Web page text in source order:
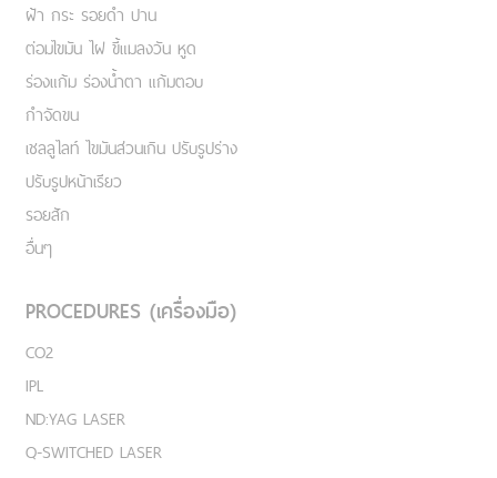
ฝ้า กระ รอยดำ ปาน
ต่อมไขมัน ไฝ ขี้แมลงวัน หูด
ร่องแก้ม ร่องน้ำตา แก้มตอบ
กำจัดขน
เชลลูไลท์ ไขมันส่วนเกิน ปรับรูปร่าง
ปรับรูปหน้าเรียว
รอยสัก
อื่นๆ
PROCEDURES (เครื่องมือ)
CO2
IPL
ND:YAG LASER
Q-SWITCHED LASER